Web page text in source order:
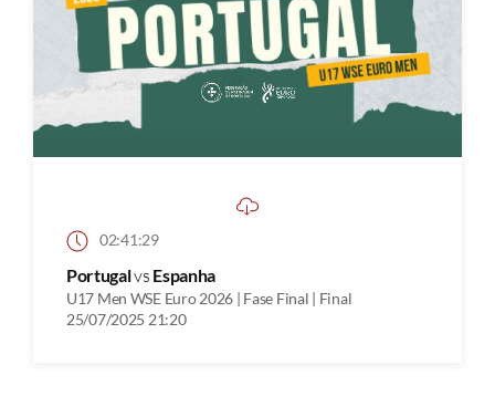
02:41:29
Portugalvs Espanha
U17 Men WSE Euro 2026 | Fase Final | Final
25/07/2025 21:20